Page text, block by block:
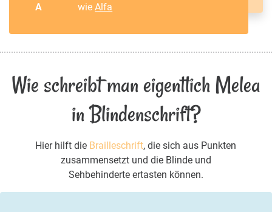
A
wieAlfa
Wie schreibt man eigentlich Melea
in Blindenschrift?
Hier hilft die Brailleschrift, die sich aus Punkten
zusammensetzt und die Blinde und
Sehbehinderte ertasten können.